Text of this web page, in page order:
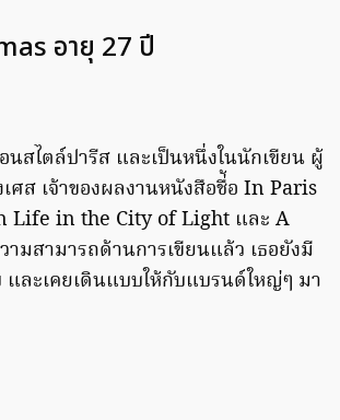
อายุ 27 ปี
นสไตล์ปารีส และเป็นหนึ่งในนักเขียน ผู้
ศส เจ้าของผลงานหนังสือชื่้อ In Paris
Life in the City of Light และ A
มสามารถด้านการเขียนแล้ว เธอยังมี
และเคยเดินแบบให้กับแบรนด์ใหญ่ๆ มา